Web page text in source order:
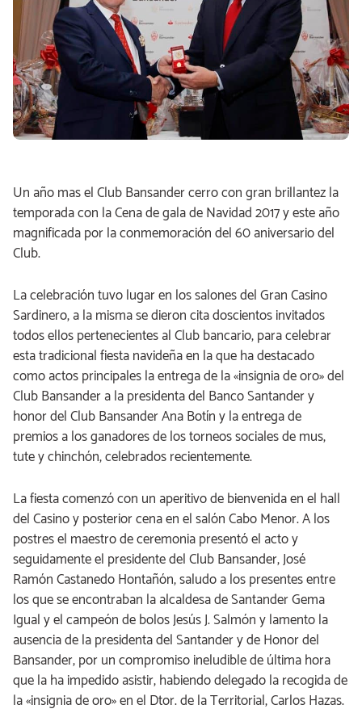
Un año mas el Club Bansander cerro con gran brillantez la
temporada con la Cena de gala de Navidad 2017 y este año
magnificada por la conmemoración del 60 aniversario del
Club.
La celebración tuvo lugar en los salones del Gran Casino
Sardinero, a la misma se dieron cita doscientos invitados
todos ellos pertenecientes al Club bancario, para celebrar
esta tradicional fiesta navideña en la que ha destacado
como actos principales la entrega de la «insignia de oro» del
Club Bansander a la presidenta del Banco Santander y
honor del Club Bansander Ana Botín y la entrega de
premios a los ganadores de los torneos sociales de mus,
tute y chinchón, celebrados recientemente.
La fiesta comenzó con un aperitivo de bienvenida en el hall
del Casino y posterior cena en el salón Cabo Menor. A los
postres el maestro de ceremonia presentó el acto y
seguidamente el presidente del Club Bansander, José
Ramón Castanedo Hontañón, saludo a los presentes entre
los que se encontraban la alcaldesa de Santander Gema
Igual y el campeón de bolos Jesús J. Salmón y lamento la
ausencia de la presidenta del Santander y de Honor del
Bansander, por un compromiso ineludible de última hora
que la ha impedido asistir, habiendo delegado la recogida de
la «insignia de oro» en el Dtor. de la Territorial, Carlos Hazas.